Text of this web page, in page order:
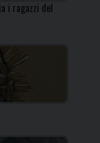
i ragazzi del